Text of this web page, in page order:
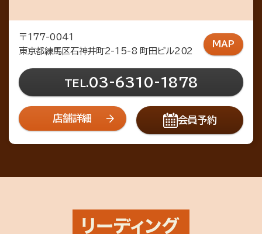
〒177-0041
東京都練馬区石神井町2-15-8 町田ビル202
MAP
TEL.03-6310-1878
店舗詳細 会員予約